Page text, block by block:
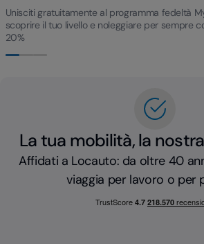
Unisciti gratuitamente al programma fedeltà
scoprire il tuo livello e noleggiare per sempre
20%
La tua mobilità, la
Affidati a Locauto: da oltre 40
viaggia per lavoro o per